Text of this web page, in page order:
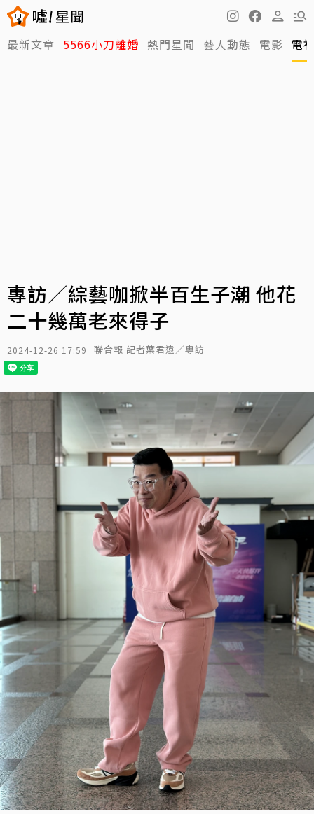
最新文章 5566小刀離婚 熱門星聞 藝人動態 電影 電
專訪／綜藝咖掀半百生子潮 他花
二十幾萬老來得子
2024-12-26 17:59 聯合報 記者葉君遠／專訪